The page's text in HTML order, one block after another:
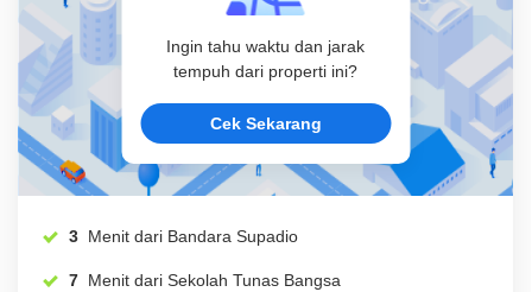
Ingin tahu waktu dan jarak
tempuh dari properti ini?
Cek Sekarang
3 Menit dari Bandara Supadio
7 Menit dari Sekolah Tunas Bangsa